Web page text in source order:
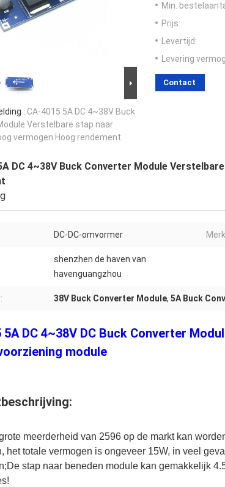
: CA-4015 5A DC 4~38V Buck
Verstelbare stap naar
vermogen Hoog rendement
Min.
Prijs:
Levertijd:
Levering
Contact
DC 4~38V Buck Converter Module
DC-DC-omvormer
shenzhen de haven van
havenguangzhou
38V Buck Converter Module, 5A Buck
5A DC 4~38V DC Buck Converter
module
meerderheid van 2596 op de markt kan
het totale vermogen is ongeveer 15W, in veel
stap naar beneden module kan gemakkelijk